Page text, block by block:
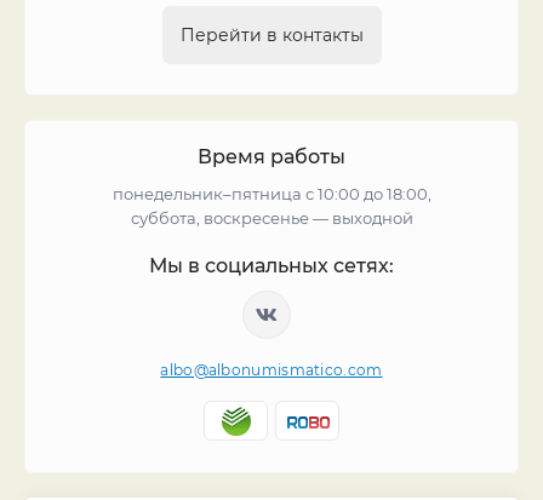
Перейти в контакты
Время работы
понедельник–пятница с 10:00 до 18:00,
суббота, воскресенье — выходной
Мы в социальных сетях:
albo@albonumismatico.com